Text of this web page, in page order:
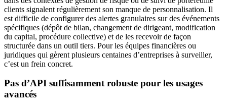
clients signalent régulièrement son manque de personnalisation. Il
est difficile de configurer des alertes granulaires sur des événements
spécifiques (dépôt de bilan, changement de dirigeant, modification
du capital, procédure collective) et de les recevoir de façon
structurée dans un outil tiers. Pour les équipes financières ou
juridiques qui gèrent plusieurs centaines d’entreprises à surveiller,
c’est un frein concret.
Pas d’API suffisamment robuste pour les usages
avancés